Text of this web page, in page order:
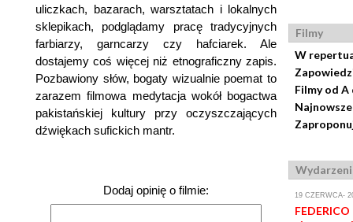
uliczkach, bazarach, warsztatach i lokalnych
sklepikach, podglądamy pracę tradycyjnych
farbiarzy, garncarzy czy hafciarek. Ale
dostajemy coś więcej niż etnograficzny zapis.
Pozbawiony słów, bogaty wizualnie poemat to
zarazem filmowa medytacja wokół bogactwa
pakistańskiej kultury przy oczyszczających
dźwiękach sufickich mantr.
Dodaj opinię o filmie:
Filmy
W
Filmy od A
19 CZERWCA-
FEDERICO